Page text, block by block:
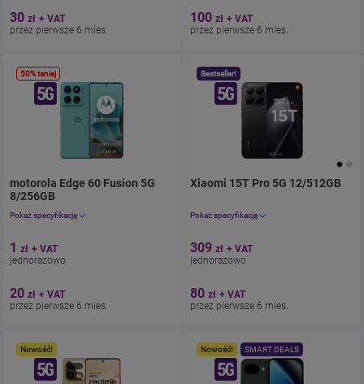
30 zł + VAT
przez pierwsze 6 mies.
100 zł + VAT
przez pierwsze 6 mies.
50% taniej
motorola Edge 60 Fusion 5G
8/256GB
Pokaż specyfikację
Ekran 6.67"
Pamięć 256 GB
1 zł + VAT
jednorazowo
20 zł + VAT
przez pierwsze 6 mies.
Bestseller!
Xiaomi 15T Pro 5G 12/512GB
Pokaż specyfikację
Ekran 6.83"
Pamięć 512 GB
309 zł + VAT
jednorazowo
80 zł + VAT
przez pierwsze 6 mies.
Nowość! Nowość! SMART DEALS